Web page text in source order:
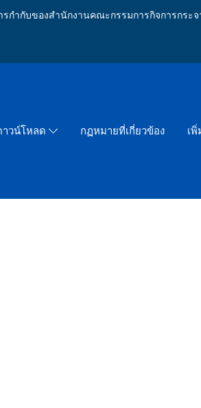
กำกับของสำนักงานคณะกรรมการกิจการกร
าวน์โหลด กฏหมายที่เกี่ยวข้อง เพิ่